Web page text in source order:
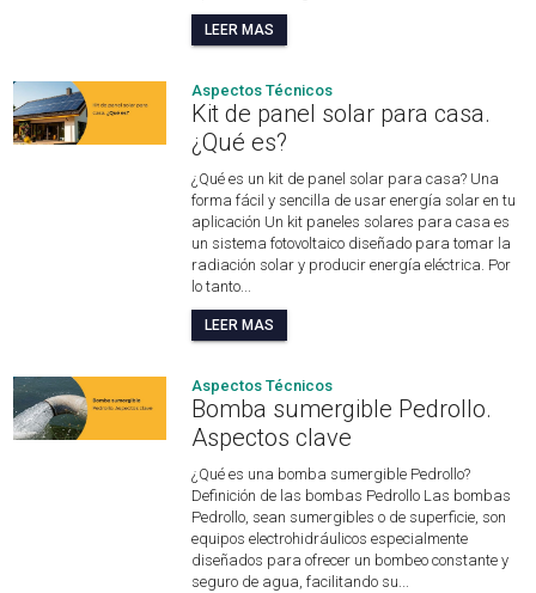
LEER MAS
Aspectos Técnicos
Kit de panel solar para casa.
¿Qué es?
¿Qué es un kit de panel solar para casa? Una
forma fácil y sencilla de usar energía solar en tu
aplicación Un kit paneles solares para casa es
un sistema fotovoltaico diseñado para tomar la
radiación solar y producir energía eléctrica. Por
lo tanto...
LEER MAS
Aspectos Técnicos
Bomba sumergible Pedrollo​.
Aspectos clave
¿Qué es una bomba sumergible Pedrollo?
Definición de las bombas Pedrollo Las bombas
Pedrollo, sean sumergibles o de superficie, son
equipos electrohidráulicos especialmente
diseñados para ofrecer un bombeo constante y
seguro de agua, facilitando su...